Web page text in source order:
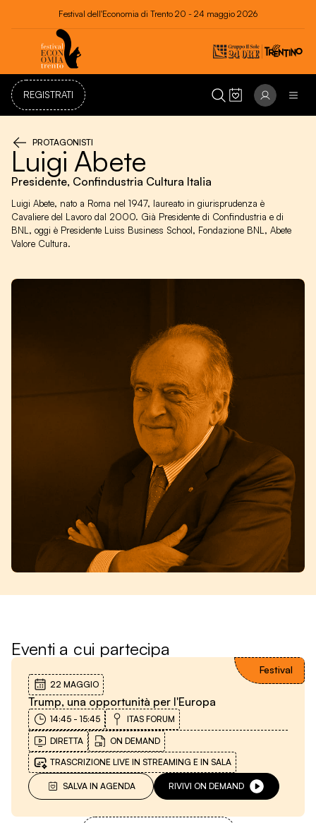
Festival dell'Economia di Trento 20 - 24 maggio 2026
REGISTRATI
PROTAGONISTI
Luigi Abete
Presidente, Confindustria Cultura Italia
Luigi Abete, nato a Roma nel 1947, laureato in giurisprudenza è
Cavaliere del Lavoro dal 2000. Già Presidente di Confindustria e di
BNL, oggi è Presidente Luiss Business School, Fondazione BNL, Abete
Valore Cultura.
Eventi a cui partecipa
22 MAGGIO
Trump, una opportunità per l'Europa
Festival
14:45 - 15:45 ITAS FORUM
DIRETTA
ON DEMAND
TRASCRIZIONE LIVE IN STREAMING E IN SALA
SALVA IN AGENDA RIVIVI ON DEMAND